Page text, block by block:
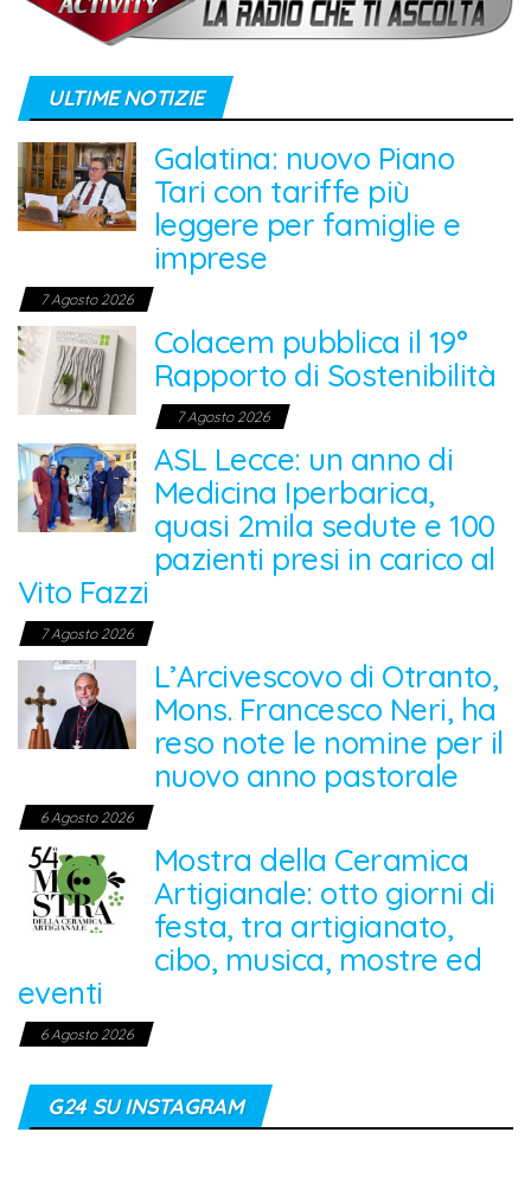
ULTIME NOTIZIE
Galatina: nuovo Piano
Tari con tariffe più
leggere per famiglie e
imprese
7 Agosto 2026
Colacem pubblica il 19°
Rapporto di Sostenibilità
7 Agosto 2026
ASL Lecce: un anno di
Medicina Iperbarica,
quasi 2mila sedute e 100
pazienti presi in carico al
Vito Fazzi
7 Agosto 2026
L’Arcivescovo di Otranto,
Mons. Francesco Neri, ha
reso note le nomine per il
nuovo anno pastorale
6 Agosto 2026
Mostra della Ceramica
Artigianale: otto giorni di
festa, tra artigianato,
cibo, musica, mostre ed
eventi
6 Agosto 2026
G24 SU INSTAGRAM